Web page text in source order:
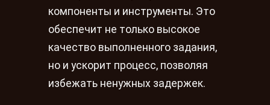
компоненты и инструменты. Это
обеспечит не только высокое
качество выполненного задания,
но и ускорит процесс, позволяя
избежать ненужных задержек.